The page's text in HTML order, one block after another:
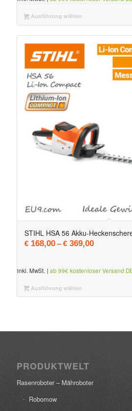
Ausführung wählen
STIHL HSA 56 Akku-
€168,00–€369,00
inkl. MwSt. | ab 99€ kostenloser Versand
Ausführung wählen
PRODUKTWELT
Rasenroboter – Mähroboter
Robomow